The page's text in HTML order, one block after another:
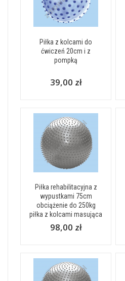
Piłka z kolcami do
ćwiczeń 20cm i z
pompką
39,00 zł
Piłka rehabilitacyjna z
wypustkami 75cm
obciążenie do 250kg
piłka z kolcami masująca
98,00 zł